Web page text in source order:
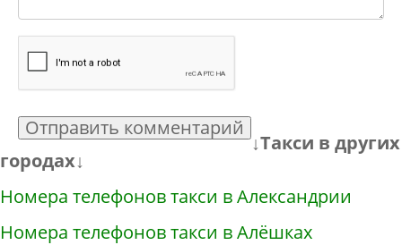
Отправить комментарий
↓Такси в других
городах↓
Номера телефонов такси в Александрии
Номера телефонов такси в Алёшках